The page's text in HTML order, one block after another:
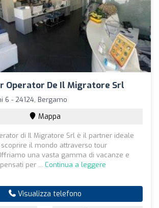
Operator De Il Migratore Srl
6 - 24124, Bergamo
Mappa
di Il Migratore Srl è il partner ideale
il mondo attraverso tour
una vasta gamma di vacanze e
per ... Continua a leggere
Visualizza telefono